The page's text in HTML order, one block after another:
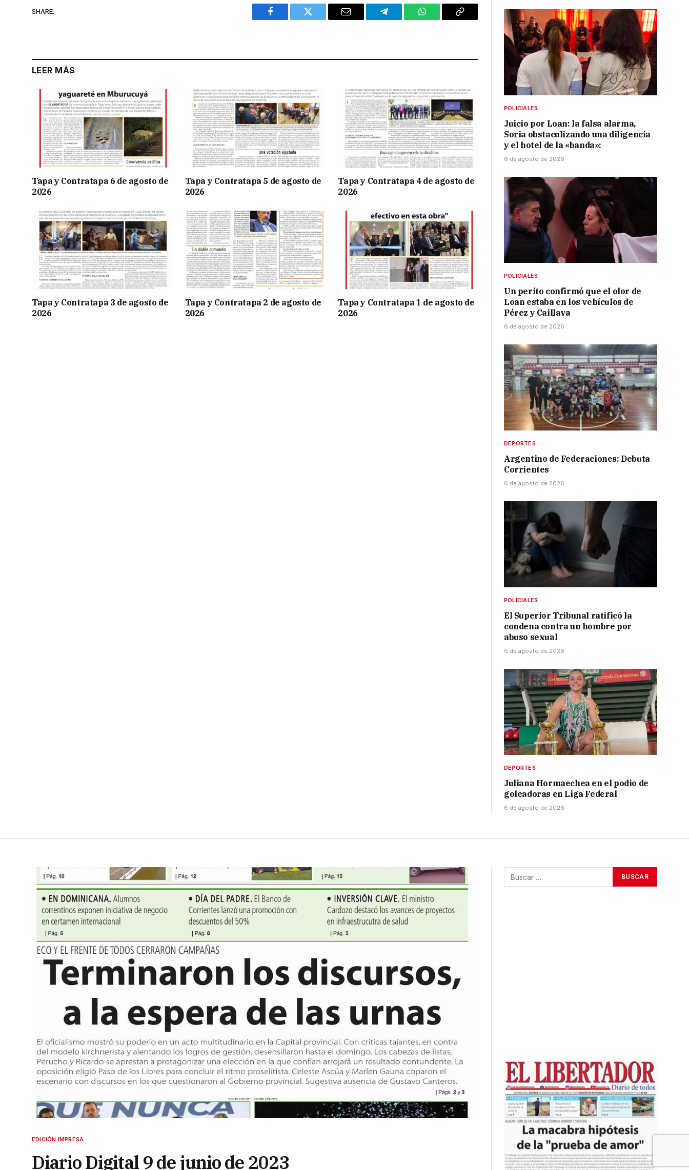
SHARE.
Facebook Twitter Email Telegram WhatsAppCopy
LEER MÁS
Tapa y Contratapa 6 de agosto de
2026
Tapa y Contratapa 5 de agosto de
2026
Tapa y Contratapa 4 de agosto de
2026
Tapa y Contratapa 3 de agosto de
2026
Tapa y Contratapa 2 de agosto de
2026
Tapa y Contratapa 1 de agosto de
2026
POLICIALES
Juicio por Loan: la falsa alarma,
Soria obstaculizando una diligencia
y el hotel de la «banda»:
6 de agosto de 2026
POLICIALES
Un perito confirmó que el olor de
Loan estaba en los vehículos de
Pérez y Caillava
6 de agosto de 2026
DEPORTES
Argentino de Federaciones: Debuta
Corrientes
6 de agosto de 2026
POLICIALES
El Superior Tribunal ratificó la
condena contra un hombre por
abuso sexual
6 de agosto de 2026
DEPORTES
Juliana Hormaechea en el podio de
goleadoras en Liga Federal
6 de agosto de 2026
EDICIÓN IMPRESA
Diario Digital 9 de junio de 2023